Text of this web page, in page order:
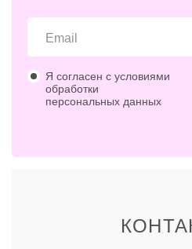
Я согласен с условиями
обработки
персональных данных